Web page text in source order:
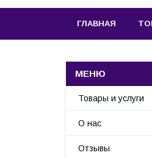
ГЛАВНАЯ
Товары и услуги
О нас
Отзывы